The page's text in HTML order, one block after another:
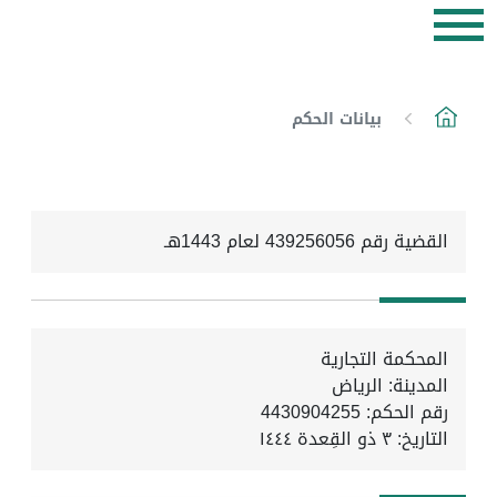
بيانات الحكم
القضية رقم 439256056 لعام 1443هـ
المحكمة التجارية
المدينة: الرياض
رقم الحكم: 4430904255
التاريخ:٣ ذو القِعدة ١٤٤٤